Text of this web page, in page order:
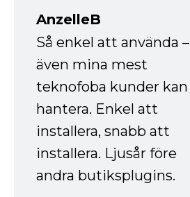
AnzelleB
Så enkel att använda –
även mina mest
teknofoba kunder kan
hantera. Enkel att
installera, snabb att
installera. Ljusår före
andra butiksplugins.